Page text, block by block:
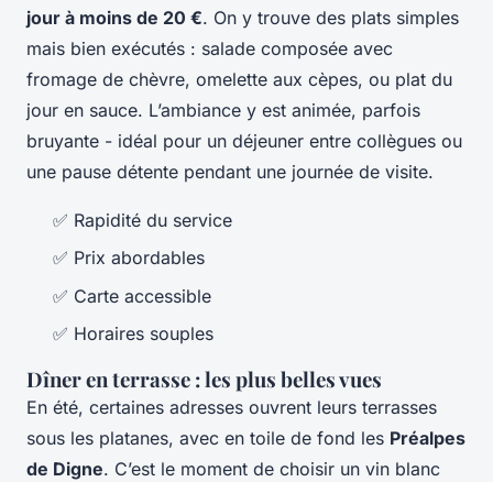
jour à moins de 20 €. On y trouve des plats simples
mais bien exécutés : salade composée avec
fromage de chèvre, omelette aux cèpes, ou plat du
jour en sauce. L’ambiance y est animée, parfois
bruyante - idéal pour un déjeuner entre collègues ou
une pause détente pendant une journée de visite.
✅ Rapidité du service
✅ Prix abordables
✅ Carte accessible
✅ Horaires souples
Dîner en terrasse : les plus belles vues
En été, certaines adresses ouvrent leurs terrasses
sous les platanes, avec en toile de fond les Préalpes
de Digne. C’est le moment de choisir un vin blanc